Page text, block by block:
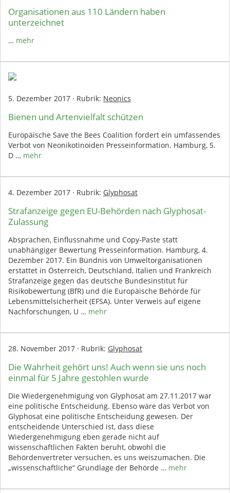
Organisationen aus 110 Ländern haben
unterzeichnet
… mehr
5. Dezember 2017 · Rubrik: Neonics
Bienen und Artenvielfalt schützen
Europäische Save the Bees Coalition fordert ein umfassendes
Verbot von Neonikotinoiden Presseinformation. Hamburg, 5.
D … mehr
4. Dezember 2017 · Rubrik: Glyphosat
Strafanzeige gegen EU-Behörden nach Glyphosat-
Zulassung
Absprachen, Einflussnahme und Copy-Paste statt
unabhängiger Bewertung Presseinformation. Hamburg, 4.
Dezember 2017. Ein Bündnis von Umweltorganisationen
erstattet in Österreich, Deutschland, Italien und Frankreich
Strafanzeige gegen das deutsche Bundesinstitut für
Risikobewertung (BfR) und die Europäische Behörde für
Lebensmittelsicherheit (EFSA). Unter Verweis auf eigene
Nachforschungen, U … mehr
28. November 2017 · Rubrik: Glyphosat
Die Wahrheit gehört uns! Auch wenn sie uns noch
einmal für 5 Jahre gestohlen wurde
Die Wiedergenehmigung von Glyphosat am 27.11.2017 war
eine politische Entscheidung. Ebenso wäre das Verbot von
Glyphosat eine politische Entscheidung gewesen. Der
entscheidende Unterschied ist, dass diese
Wiedergenehmigung eben gerade nicht auf
wissenschaftlichen Fakten beruht, obwohl die
Behördenvertreter versuchen, es uns weiszumachen. Die
„wissenschaftliche“ Grundlage der Behörde … mehr